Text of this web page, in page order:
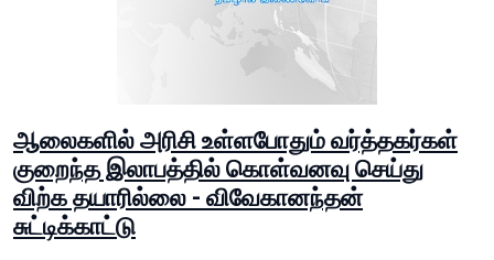
ஆலைகளில் அரிசி உள்ளபோதும் வர்த்தகர்கள்
குறைந்த இலாபத்தில் கொள்வனவு செய்து
விற்க தயாரில்லை - விவேகானந்தன்
சுட்டிக்காட்டு